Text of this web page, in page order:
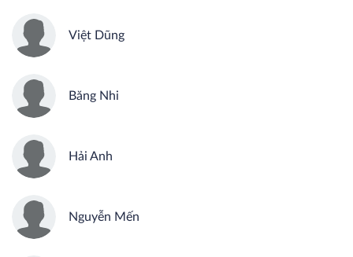
Việt Dũng
Băng Nhi
Hải Anh
Nguyễn Mến